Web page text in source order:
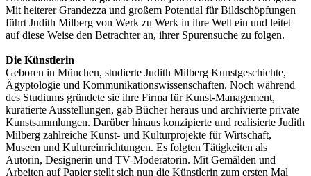
Mit heiterer Grandezza und großem Potential für Bildschöpfungen
führt Judith Milberg von Werk zu Werk in ihre Welt ein und leitet
auf diese Weise den Betrachter an, ihrer Spurensuche zu folgen.
Die Künstlerin
Geboren in München, studierte Judith Milberg Kunstgeschichte,
Ägyptologie und Kommunikationswissenschaften. Noch während
des Studiums gründete sie ihre Firma für Kunst-Management,
kuratierte Ausstellungen, gab Bücher heraus und archivierte private
Kunstsammlungen. Darüber hinaus konzipierte und realisierte Judith
Milberg zahlreiche Kunst- und Kulturprojekte für Wirtschaft,
Museen und Kultureinrichtungen. Es folgten Tätigkeiten als
Autorin, Designerin und TV-Moderatorin. Mit Gemälden und
Arbeiten auf Papier stellt sich nun die Künstlerin zum ersten Mal